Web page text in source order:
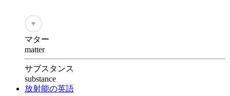
♥
マター
matter
サブスタンス
substance
放射能の英語